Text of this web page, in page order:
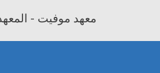
معهد موفيت -